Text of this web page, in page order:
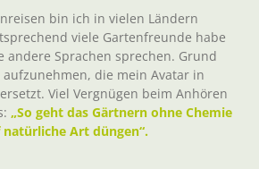
bin ich in vielen Ländern
viele Gartenfreunde habe
andere Sprachen sprechen. Grund
aufzunehmen, die mein Avatar in
Viel Vergnügen beim Anhören
„So geht das Gärtnern ohne Chemie
natürliche Art düngen“.